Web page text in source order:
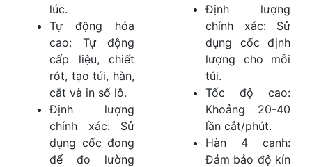
lúc.
Tự động hóa
cao: Tự động
cấp liệu, chiết
rót, tạo túi, hàn,
cắt và in số lô.
Định lượng
chính xác: Sử
dụng cốc đong
để đo lường
Định lượng
chính xác: Sử
dụng cốc định
lượng cho mỗi
túi.
Tốc độ cao:
Khoảng 20-40
lần cắt/phút.
Hàn 4 cạnh:
Đảm bảo độ kín